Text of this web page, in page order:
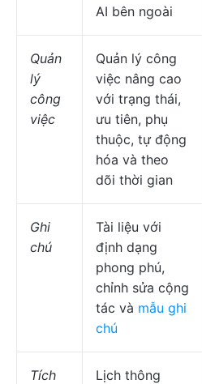
AI bên ngoài
Quản
lý
công
việc
Quản lý công
việc nâng cao
với trạng thái,
ưu tiên, phụ
thuộc, tự động
hóa và theo
dõi thời gian
Ghi
chú
Tài liệu với
định dạng
phong phú,
chỉnh sửa cộng
tác và mẫu ghi
chú
Tích
Lịch thông